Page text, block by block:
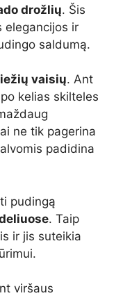
drožlių. Šis
elegancijos ir
saldumą.
vaisių. Ant
kelias skilteles
ne tik pagerina
padidina
pudingą
. Taip
ir jis suteikia
viršaus